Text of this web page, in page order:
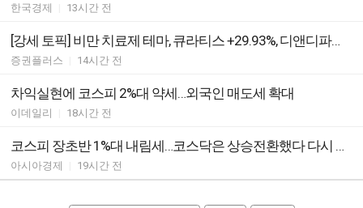
한국경제 13시간 전
[강세 토픽] 비만 치료제 테마, 큐라티스 +29.93%, 디앤디파마텍 +7.53%
증권플러스 14시간 전
차익실현에 코스피 2%대 약세…외국인 매도세 확대
이데일리 18시간 전
코스피 장초반 1%대 내림세…코스닥은 상승전환했다 다시 하락
아시아경제 19시간 전